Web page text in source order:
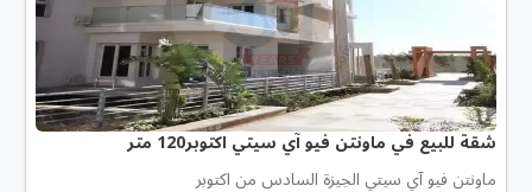
شقة للبيع في ماونتن فيو آي سيتي اكتوبر120 متر
ماونتن فيو آي سيتي الجيزة السادس من اكتوبر